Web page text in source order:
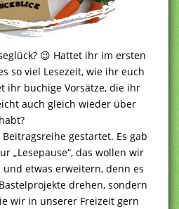
😉 Hattet ihr im ersten
so viel Lesezeit, wie ihr euch
ihr buchige Vorsätze, die ihr
auch gleich wieder über
gestartet. Es gab
„Lesepause“, das wollen wir
etwas erweitern, denn es
drehen, sondern
wir in unserer Freizeit gern